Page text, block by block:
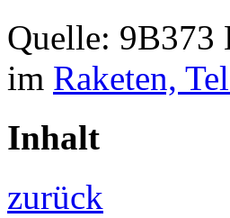
Quelle: 9B373
im Raketen,
Inhalt
zurück